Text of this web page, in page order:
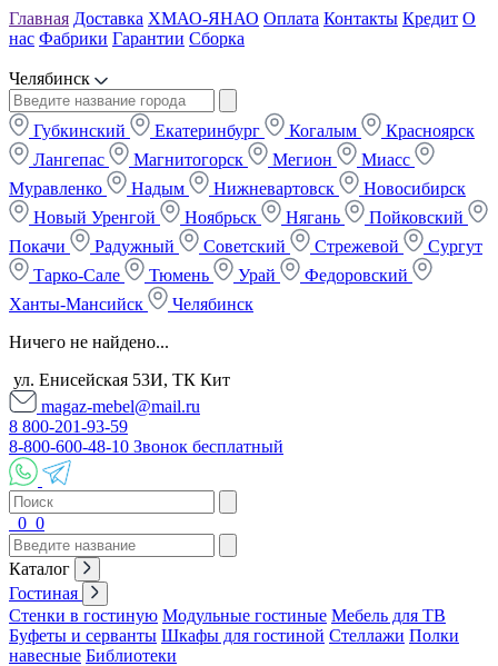
Главная Доставка ХМАО-ЯНАО Оплата Контакты Кредит О
нас Фабрики Гарантии Сборка
Челябинск
Губкинский Екатеринбург Когалым
Красноярск
Лангепас
Магнитогорск Мегион
Миасс
Муравленко
Надым Нижневартовск
Новосибирск
Новый Уренгой
Ноябрьск Нягань
Пойковский
Покачи
Радужный Советский Стрежевой
Сургут
Тарко-Сале
Тюмень Урай
Федоровский
Ханты-Мансийск
Челябинск
Ничего не найдено...
ул. Енисейская 53И, ТК Кит
magaz-mebel@mail.ru
8 800-201-93-59
8-800-600-48-10 Звонок бесплатный
0 0
Каталог
Гостиная
Стенки в гостиную Модульные гостиные Мебель для ТВ
Буфеты и серванты Шкафы для гостиной Стеллажи Полки
навесные Библиотеки